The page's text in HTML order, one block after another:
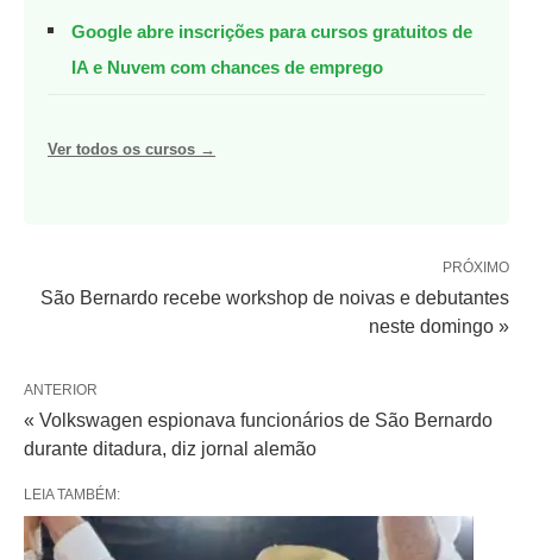
Google abre inscrições para cursos gratuitos de
IA e Nuvem com chances de emprego
Ver todos os cursos →
PRÓXIMO
São Bernardo recebe workshop de noivas e debutantes
neste domingo »
ANTERIOR
« Volkswagen espionava funcionários de São Bernardo
durante ditadura, diz jornal alemão
LEIA TAMBÉM: